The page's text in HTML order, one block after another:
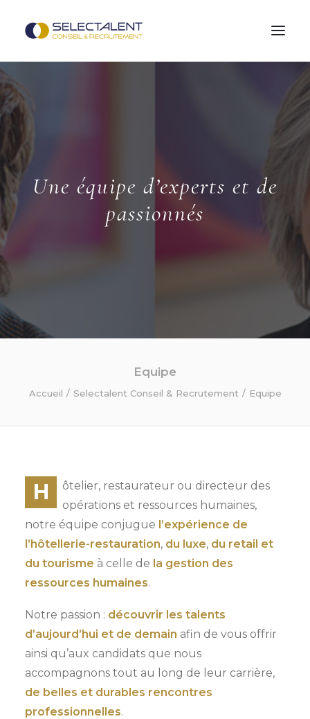
SELECTALENT
Une équipe d’experts et de
passionnés
Equipe
Accueil Selectalent Conseil & Recrutement Equipe
H
ôtelier, restaurateur ou directeur des
opérations et ressources humaines,
notre équipe conjugue l’expérience de
l’hôtellerie-restauration, du luxe, du retail et
du tourisme à celle de la gestion des
ressources humaines.
Notre passion : découvrir les talents
d’aujourd’hui et de demain afin de vous offrir
ainsi qu’aux candidats que nous
accompagnons tout au long de leur carrière,
de belles et durables rencontres
professionnelles.